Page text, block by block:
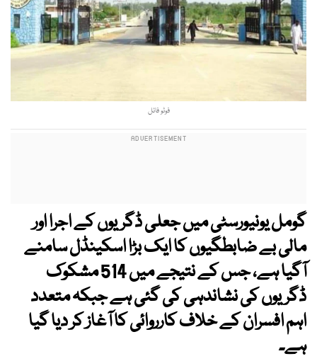
فوٹو فائل
گومل یونیورسٹی میں جعلی ڈگریوں کے اجرا اور
مالی بے ضابطگیوں کا ایک بڑا اسکینڈل سامنے
آگیا ہے، جس کے نتیجے میں 514 مشکوک
ڈگریوں کی نشاندہی کی گئی ہے جبکہ متعدد
اہم افسران کے خلاف کارروائی کا آغاز کر دیا گیا
ہے۔